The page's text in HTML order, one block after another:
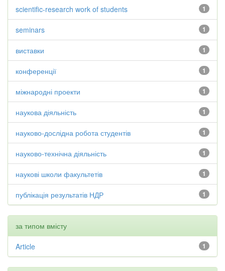
1
scientific-research work of students
1
seminars
1
виставки
1
конференції
1
міжнародні проекти
1
наукова діяльність
1
науково-дослідна робота студентів
1
науково-технічна діяльність
1
наукові школи факультетів
1
публікація результатів НДР
за типом вмісту
1
Article